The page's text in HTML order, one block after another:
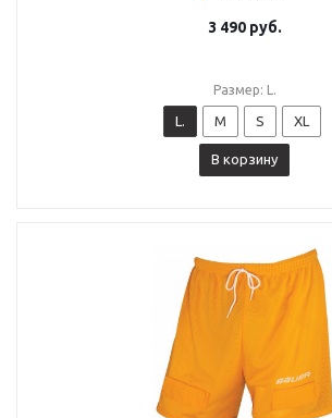
3 490руб.
Размер: L.
L. M S XL
В корзину